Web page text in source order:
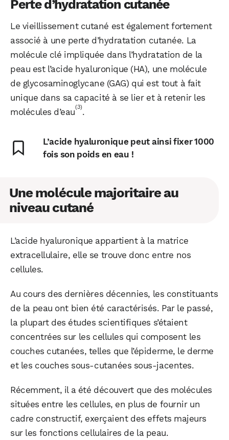
Perte d’hydratation cutanée
Le vieillissement cutané est également fortement
associé à une perte d’hydratation cutanée. La
molécule clé impliquée dans l’hydratation de la
peau est l’acide hyaluronique (HA), une molécule
de glycosaminoglycane (GAG) qui est tout à fait
unique dans sa capacité à se lier et à retenir les
molécules d’eau(3).
L’acide hyaluronique peut ainsi fixer 1000
fois son poids en eau !
Une molécule majoritaire au
niveau cutané
L’acide hyaluronique appartient à la matrice
extracellulaire, elle se trouve donc entre nos
cellules.
Au cours des dernières décennies, les constituants
de la peau ont bien été caractérisés. Par le passé,
la plupart des études scientifiques s’étaient
concentrées sur les cellules qui composent les
couches cutanées, telles que l’épiderme, le derme
et les couches sous-cutanées sous-jacentes.
Récemment, il a été découvert que des molécules
situées entre les cellules, en plus de fournir un
cadre constructif, exerçaient des effets majeurs
sur les fonctions cellulaires de la peau.